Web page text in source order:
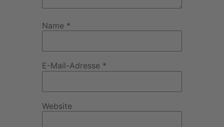
Name *
E-Mail-Adresse *
Website